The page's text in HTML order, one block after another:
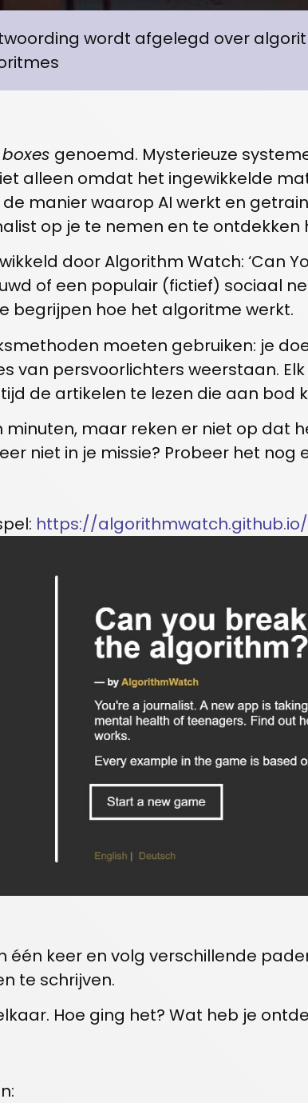
wordt afgelegd over
genoemd. Mysterieuze
alleen omdat het ingewikkelde
manier waarop AI werkt en
op je te nemen en te
door Algorithm Watch: ‘Can
of een populair (fictief) sociaal
begrijpen hoe het algoritme werkt.
moeten gebruiken: je
van persvoorlichters weerstaan.
de artikelen te lezen die aan bod
maar reken er niet op dat
niet in je missie? Probeer het nog
https://
één keer en volg verschillende
te schrijven.
Hoe ging het? Wat heb je